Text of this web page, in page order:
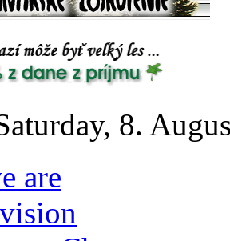
8.
are